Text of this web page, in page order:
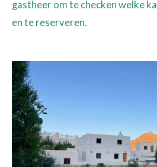
gastheer om te checken welke
en te reserveren.